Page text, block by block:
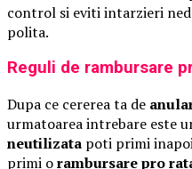
control si eviti intarzieri
polita.
Reguli de rambursare
Dupa ce cererea ta de
urmatoarea intrebare este
neutilizata poti primi
primi orambursare pro